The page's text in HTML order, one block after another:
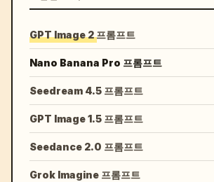
GPT Image 2 프롬프트
Nano Banana Pro 프롬프트
Seedream 4.5 프롬프트
GPT Image 1.5 프롬프트
Seedance 2.0 프롬프트
Grok Imagine 프롬프트